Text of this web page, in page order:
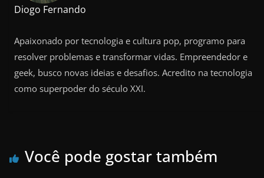
Diogo Fernando
Apaixonado por tecnologia e cultura pop, programo para
resolver problemas e transformar vidas. Empreendedor e
geek, busco novas ideias e desafios. Acredito na tecnologia
como superpoder do século XXI.
Você pode gostar também